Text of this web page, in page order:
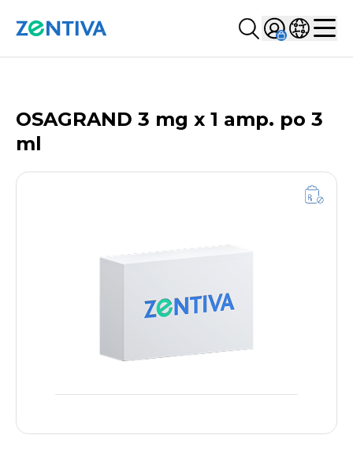
Szukaj...
Sign inWybierz
OSAGRAND 3 mg x 1 amp. po 3
ml